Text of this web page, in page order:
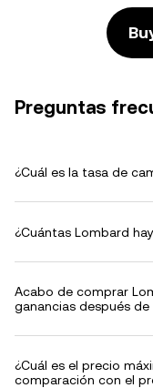
Preguntas
¿Cuál es la tasa de
¿Cuántas Lombard
Acabo de comprar
ganancias después de
¿Cuál es el precio
comparación con el